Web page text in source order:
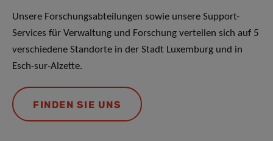
Unsere Forschungsabteilungen sowie unsere Support-
Services für Verwaltung und Forschung verteilen sich auf 5
verschiedene Standorte in der Stadt Luxemburg und in
Esch-sur-Alzette.
FINDEN SIE UNS